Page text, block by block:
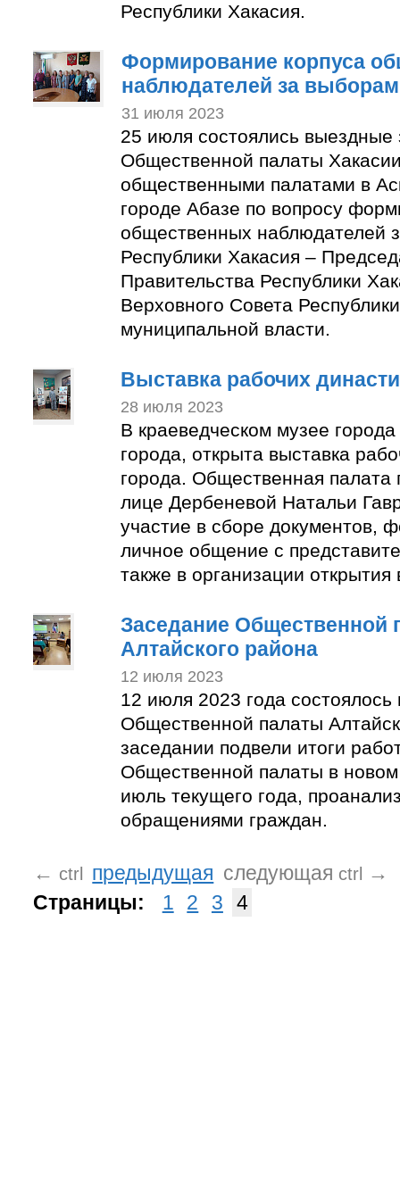
Республики Хакасия.
Формирование корпуса
наблюдателей за
31 июля 2023
25 июля состоялись выездные
Общественной палаты
общественными палатами в
городе Абазе по вопросу
общественных наблюдателей
Республики Хакасия –
Правительства Республики
Верховного Совета
муниципальной власти.
Выставка рабочих
28 июля 2023
В краеведческом музее
города, открыта выставка
города. Общественная палата
лице Дербеневой Натальи
участие в сборе документов,
личное общение с
также в организации открытия
Заседание Общественной
Алтайского района
12 июля 2023
12 июля 2023 года состоялось
Общественной палаты
заседании подвели итоги
Общественной палаты в
июль текущего года,
обращениями граждан.
← ctrl предыдущая следующая ctrl
→
Страницы:
1 2 3 4